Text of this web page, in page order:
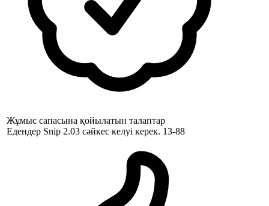
Жұмыс сапасына қойылатын талаптар
Едендер Snip 2.03 сәйкес келуі керек. 13-88